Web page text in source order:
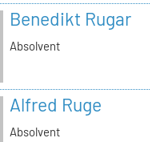
Benedikt Rugar
Absolvent
Alfred Ruge
Absolvent